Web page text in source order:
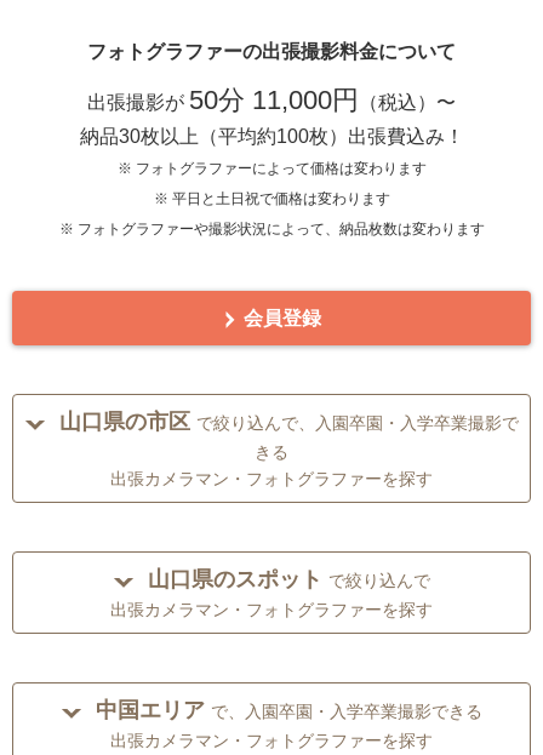
フォトグラファーの出張撮影料金について
出張撮影が 50分 11,000円
（税込）〜
納品30枚以上（平均約100枚）出張費込み！
※ フォトグラファーによって価格は変わります
※ 平日と土日祝で価格は変わります
※ フォトグラファーや撮影状況によって、納品枚数は変わります
会員登録
山口県の市区 で絞り込んで、入園卒園・入学卒業撮影で
きる
出張カメラマン・フォトグラファーを探す
山口県のスポット で絞り込んで
出張カメラマン・フォトグラファーを探す
中国エリア で、入園卒園・入学卒業撮影できる
出張カメラマン・フォトグラファーを探す